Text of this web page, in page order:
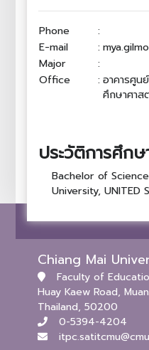
Phone
:
E-mail
:
Major
:
Office
: อาคารศู
ศึกษาศาส
ประวัติการศึกษ
Bachelor of
University, UNITED
Faculty of
Huay Kaew Road,
Thailand, 50200
0-5394-4204